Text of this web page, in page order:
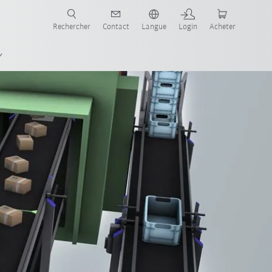
Rechercher Contact Langue Login Acheter